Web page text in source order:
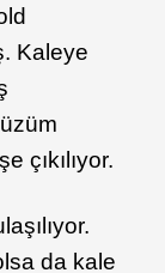
Kaleye
çıkılıyor.
da kale